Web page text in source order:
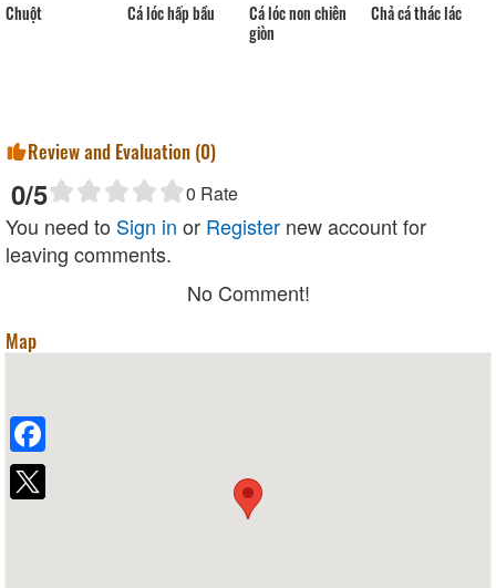
Chuột Cá lóc hấp bầu
Cá lóc non chiên
giòn
Chả cá thác lác
Review and Evaluation (0)
0/5 0 Rate
You need to Sign in or Register new account for
leaving comments.
No Comment!
Map
Facebook